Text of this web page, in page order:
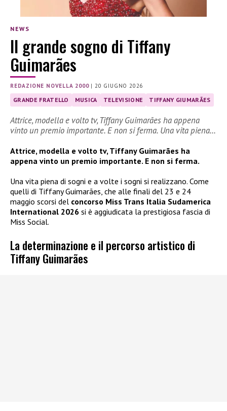
NEWS
Il grande sogno di Tiffany
Guimarães
REDAZIONE NOVELLA 2000|20 GIUGNO 2026
GRANDE FRATELLO MUSICA TELEVISIONE TIFFANY GIUMARÃES
Attrice, modella e volto tv, Tiffany Guimarães ha appena
vinto un premio importante. E non si ferma. Una vita piena…
Attrice, modella e volto tv, Tiffany Guimarães ha
appena vinto un premio importante. E non si ferma.
Una vita piena di sogni e a volte i sogni si realizzano. Come
quelli di Tiffany Guimarães, che alle finali del 23 e 24
maggio scorsi del concorso Miss Trans Italia Sudamerica
International 2026 si è aggiudicata la prestigiosa fascia di
Miss Social.
La determinazione e il percorso artistico di
Tiffany Guimarães